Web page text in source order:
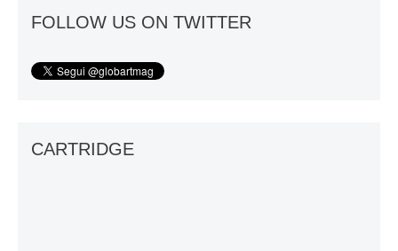
FOLLOW US ON TWITTER
CARTRIDGE